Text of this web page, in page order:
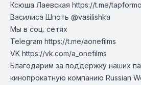
Ксюша Лаевская https://t.me/
Василиса Шпоть @vasilishka
Мы в соц. сетях
Telegram https://t.me/aonefilms
VK https://vk.com/a_onefilms
Благодарим за поддержку наших
кинопрокатную компанию Russian